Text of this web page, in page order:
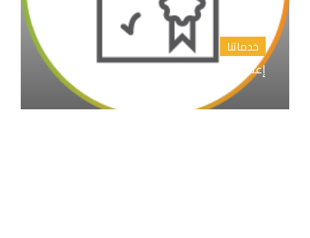
خدماتنا
إعداد المقترح البحثي خطة البحث